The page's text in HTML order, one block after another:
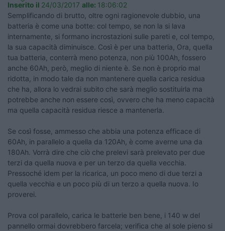
Inserito il 24/03/2017 alle: 18:06:02
Semplificando di brutto, oltre ogni ragionevole dubbio, una
batteria è come una botte: col tempo, se non la si lava
internamente, si formano incrostazioni sulle pareti e, col tempo,
la sua capacità diminuisce. Così è per una batteria, Ora, quella
tua batteria, conterrà meno potenza, non più 100Ah, fossero
anche 60Ah, però, meglio di niente è. Se non è proprio mal
ridotta, in modo tale da non mantenere quella carica residua
che ha, allora lo vedrai subito che sarà meglio sostituirla ma
potrebbe anche non essere così, ovvero che ha meno capacità
ma quella capacità residua riesce a mantenerla.
Se così fosse, ammesso che abbia una potenza efficace di
60Ah, in parallelo a quella da 120Ah, è come averne una da
180Ah. Vorrà dire che ciò che prelevi sarà prelevato per due
terzi da quella nuova e per un terzo da quella vecchia.
Pressoché idem per la ricarica, un poco meno di due terzi a
quella vecchia e un poco più di un terzo a quella nuova. Io
proverei.
Prova col parallelo, carica le batterie ben bene, i 140 w del
pannello ormai dovrebbero farcela; verifica che al sole pieno si